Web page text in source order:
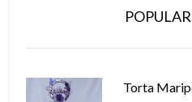
Torta